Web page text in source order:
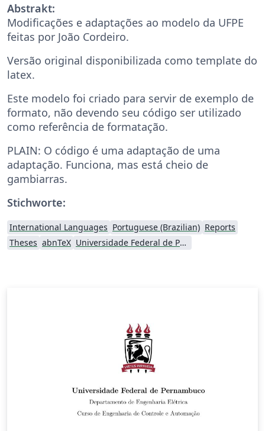
Abstrakt:
Modificações e adaptações ao modelo da UFPE
feitas por João Cordeiro.
Versão original disponibilizada como template do
latex.
Este modelo foi criado para servir de exemplo de
formato, não devendo seu código ser utilizado
como referência de formatação.
PLAIN: O código é uma adaptação de uma
adaptação. Funciona, mas está cheio de
gambiarras.
Stichworte:
International Languages Portuguese (Brazilian) Reports
Theses abnTeX Universidade Federal de Pernambuco (UFPE)